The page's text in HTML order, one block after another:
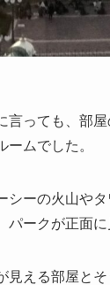
言っても、部
ムでした。
シーの火山や
パークが正面
見える部屋と